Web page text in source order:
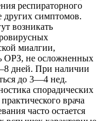
респираторного
других симптомов.
возникать
миалгии,
ОРЗ, не осложненных
дней. При наличии
до 3—4 нед.
спорадических
врача
часто остается